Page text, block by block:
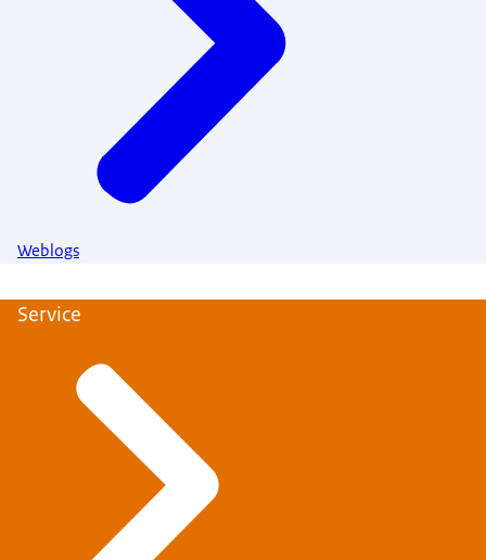
Weblogs
Service